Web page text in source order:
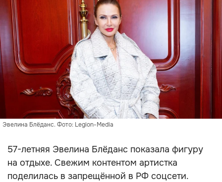
Эвелина Блёданс. Фото: Legion-Media
57-летняя Эвелина Блёданс показала фигуру
на отдыхе. Свежим контентом артистка
поделилась в запрещённой в РФ соцсети.